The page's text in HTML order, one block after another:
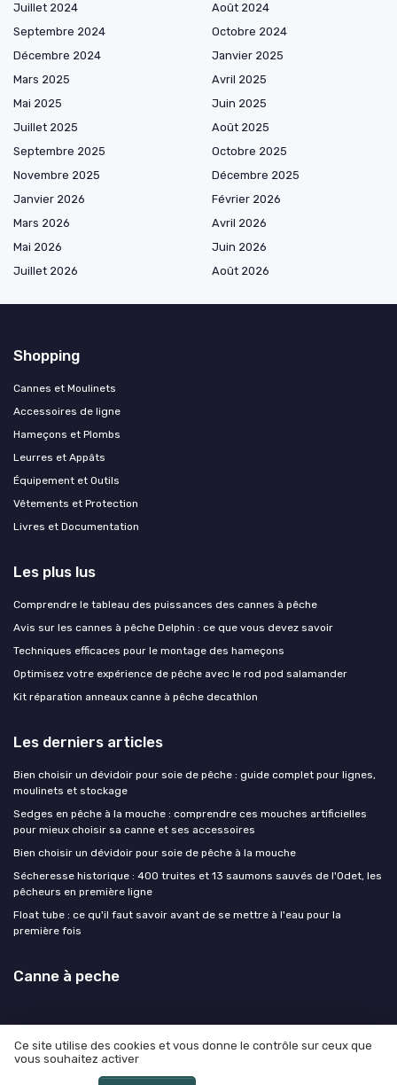
Juillet 2024
Août 2024
Septembre 2024
Octobre 2024
Décembre 2024
Janvier 2025
Mars 2025
Avril 2025
Mai 2025
Juin 2025
Juillet 2025
Août 2025
Septembre 2025
Octobre 2025
Novembre 2025
Décembre 2025
Janvier 2026
Février 2026
Mars 2026
Avril 2026
Mai 2026
Juin 2026
Juillet 2026
Août 2026
Shopping
Cannes et Moulinets
Accessoires de ligne
Hameçons et Plombs
Leurres et Appâts
Équipement et Outils
Vêtements et Protection
Livres et Documentation
Les plus lus
Comprendre le tableau des puissances des cannes à pêche
Avis sur les cannes à pêche Delphin : ce que vous devez savoir
Techniques efficaces pour le montage des hameçons
Optimisez votre expérience de pêche avec le rod pod salamander
Kit réparation anneaux canne à pêche decathlon
Les derniers articles
Bien choisir un dévidoir pour soie de pêche : guide complet pour lignes,
moulinets et stockage
Sedges en pêche à la mouche : comprendre ces mouches artificielles
pour mieux choisir sa canne et ses accessoires
Bien choisir un dévidoir pour soie de pêche à la mouche
Sécheresse historique : 400 truites et 13 saumons sauvés de l'Odet, les
pêcheurs en première ligne
Float tube : ce qu'il faut savoir avant de se mettre à l'eau pour la
première fois
Canne à peche
Mentions légales
Ce site utilise des cookies et vous donne le contrôle sur ceux que
vous souhaitez activer